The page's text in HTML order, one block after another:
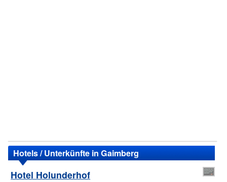
Hotels / Unterkünfte in Gaimberg
Hotel Holunderhof